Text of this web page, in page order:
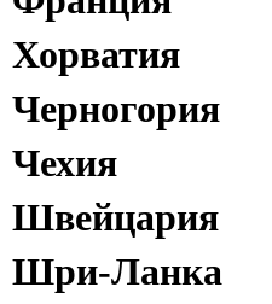
Хорватия
Черногория
Чехия
Швейцария
Шри-Ланка